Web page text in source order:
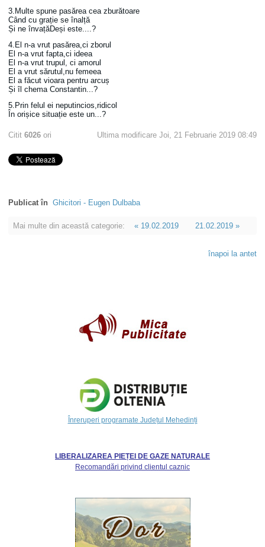
3.Multe spune pasărea cea zburătoare
Când cu grație se înalță
Și ne învațăDeși este....?
4.El n-a vrut pasărea,ci zborul
El n-a vrut fapta,ci ideea
El n-a vrut trupul, ci amorul
El a vrut sărutul,nu femeea
El a făcut vioara pentru arcuș
Și îl chema Constantin...?
5.Prin felul ei neputincios,ridicol
În orișice situație este un...?
Citit6026 ori Ultima modificare Joi, 21 Februarie 2019 08:49
Publicat în Ghicitori - Eugen Dulbaba
Mai multe din această categorie: « 19.02.2019 21.02.2019 »
înapoi la antet
Înreruperi programate Județul Mehedinți
LIBERALIZAREA PIEȚEI DE GAZE NATURALE
Recomandări privind clientul caznic